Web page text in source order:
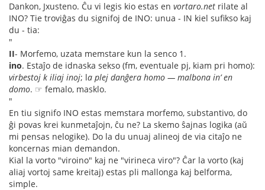
Dankon, Jxusteno. Ĉu vi legis kio estas en vortaro.net rilate al
INO? Tie troviĝas du signifoj de INO: unua - IN kiel sufikso kaj
du - tia:
"
II- Morfemo, uzata memstare kun la senco 1.
ino. Estaĵo de idnaska sekso (fm, eventuale pj, kiam pri homo):
virbestoj k iliaj inoj; la plej danĝera homo — malbona in’ en
domo. ☞ femalo, masklo.
"
En tiu signifo INO estas memstara morfemo, substantivo, do
ĝi povas krei kunmetaĵojn, ĉu ne? La skemo ŝajnas logika (aŭ
mi pensas nelogike). Do la du unuaj alineoj de via citaĵo ne
koncernas mian demandon.
Kial la vorto "viroino" kaj ne "virineca viro"? Ĉar la vorto (kaj
aliaj vortoj same kreitaj) estas pli mallonga kaj belforma,
simple.